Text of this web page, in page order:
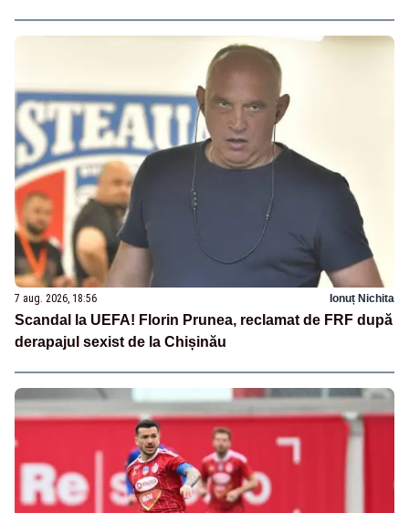
7 aug. 2026, 18:56 Ionuț Nichita
Scandal la UEFA! Florin Prunea, reclamat de FRF după
derapajul sexist de la Chișinău